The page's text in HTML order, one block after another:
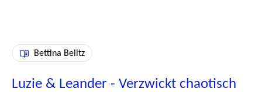
Bettina Belitz
Luzie & Leander - Verzwickt chaotisch